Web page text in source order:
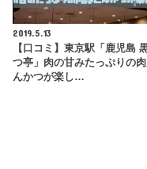
2019.5.13
【口コミ】東京駅「鹿児島
つ亭」肉の甘みたっぷりの肉
んかつが楽し…